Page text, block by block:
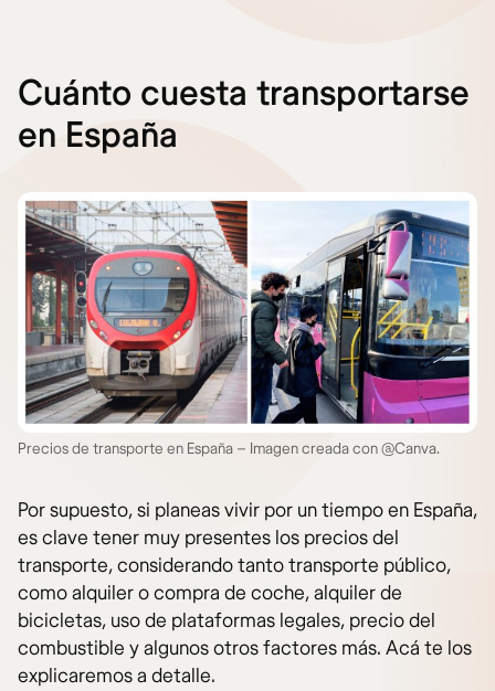
Cuánto cuesta transportarse
en España
Precios de transporte en España – Imagen creada con @Canva.
Por supuesto, si planeas vivir por un tiempo en España,
es clave tener muy presentes los precios del
transporte, considerando tanto transporte público,
como alquiler o compra de coche, alquiler de
bicicletas, uso de plataformas legales, precio del
combustible y algunos otros factores más. Acá te los
explicaremos a detalle.